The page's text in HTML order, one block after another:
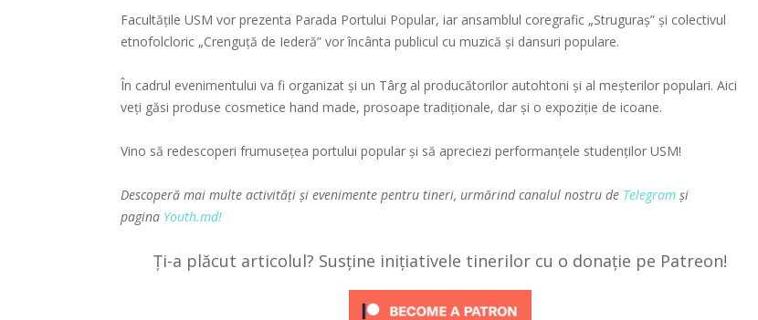
Facultățile USM vor prezenta Parada Portului Popular, iar ansamblul coregrafic „Struguraș” și colectivul
etnofolcloric „Crenguță de Iederă” vor încânta publicul cu muzică și dansuri populare.
În cadrul evenimentului va fi organizat și un Târg al producătorilor autohtoni și al meșterilor populari. Aici
veți găsi produse cosmetice hand made, prosoape tradiționale, dar și o expoziție de icoane.
Vino să redescoperi frumusețea portului popular și să apreciezi performanțele studenților USM!
Descoperă mai multe activități și evenimente pentru tineri, urmărind canalul nostru de Telegram și
pagina Youth.md!
Ți-a plăcut articolul? Susține inițiativele tinerilor cu o donație pe Patreon!